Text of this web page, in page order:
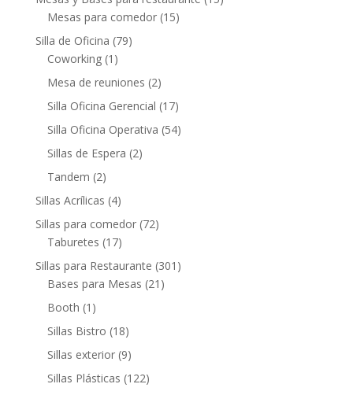
Mesas para comedor (15)
Silla de Oficina (79)
Coworking (1)
Mesa de reuniones (2)
Silla Oficina Gerencial (17)
Silla Oficina Operativa (54)
Sillas de Espera (2)
Tandem (2)
Sillas Acrílicas (4)
Sillas para comedor (72)
Taburetes (17)
Sillas para Restaurante (301)
Bases para Mesas (21)
Booth (1)
Sillas Bistro (18)
Sillas exterior (9)
Sillas Plásticas (122)